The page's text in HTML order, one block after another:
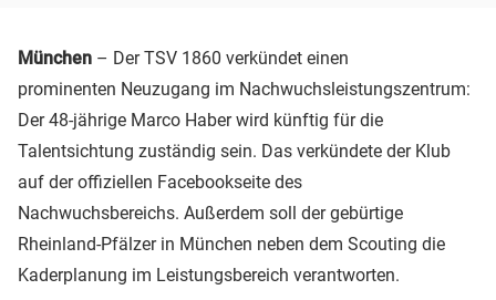
München – Der TSV 1860 verkündet einen
prominenten Neuzugang im Nachwuchsleistungszentrum:
Der 48-jährige Marco Haber wird künftig für die
Talentsichtung zuständig sein. Das verkündete der Klub
auf der offiziellen Facebookseite des
Nachwuchsbereichs. Außerdem soll der gebürtige
Rheinland-Pfälzer in München neben dem Scouting die
Kaderplanung im Leistungsbereich verantworten.